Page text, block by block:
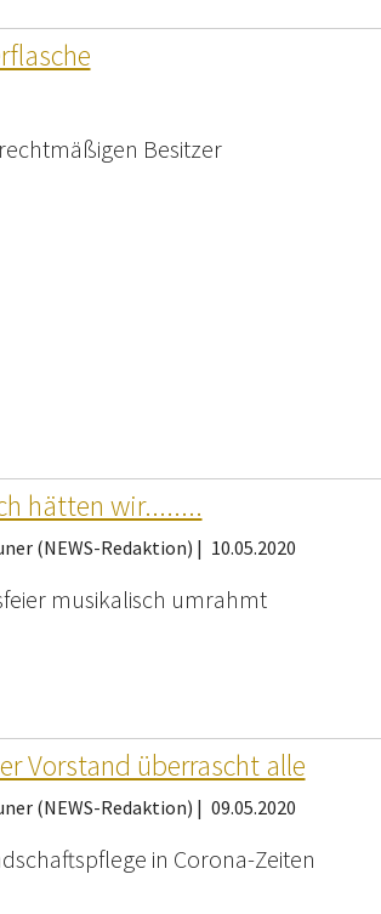
Besitzer
hätten wir........
(NEWS-Redaktion) | 10.05.2020
musikalisch umrahmt
Vorstand überrascht alle
(NEWS-Redaktion) | 09.05.2020
in Corona-Zeiten